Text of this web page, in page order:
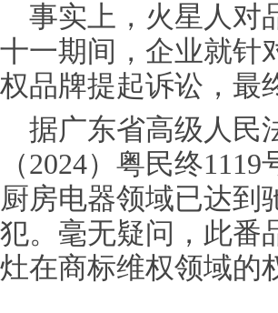
事实上，火星人对
十一期间，企业就针
权品牌提起诉讼，最
据广东省高级人民
（2024）粤民终
厨房电器领域已达到
犯。毫无疑问，此番
灶在商标维权领域的